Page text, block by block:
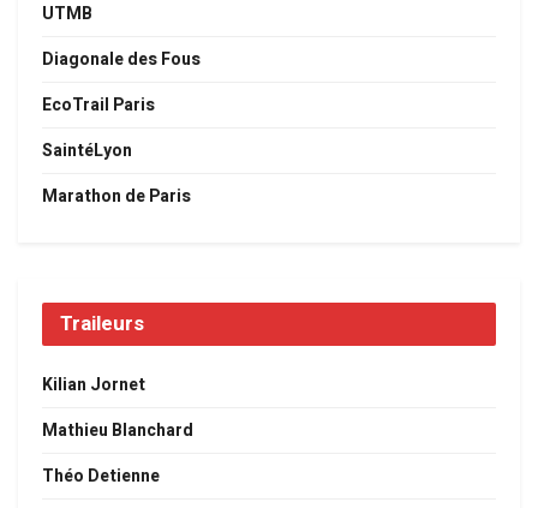
UTMB
Diagonale des Fous
EcoTrail Paris
SaintéLyon
Marathon de Paris
Traileurs
Kilian Jornet
Mathieu Blanchard
Théo Detienne